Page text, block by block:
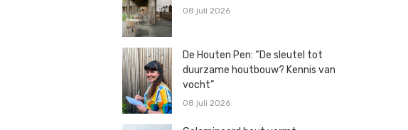
08 juli 2026
De Houten Pen: “De sleutel tot
duurzame houtbouw? Kennis van
vocht”
08 juli 2026